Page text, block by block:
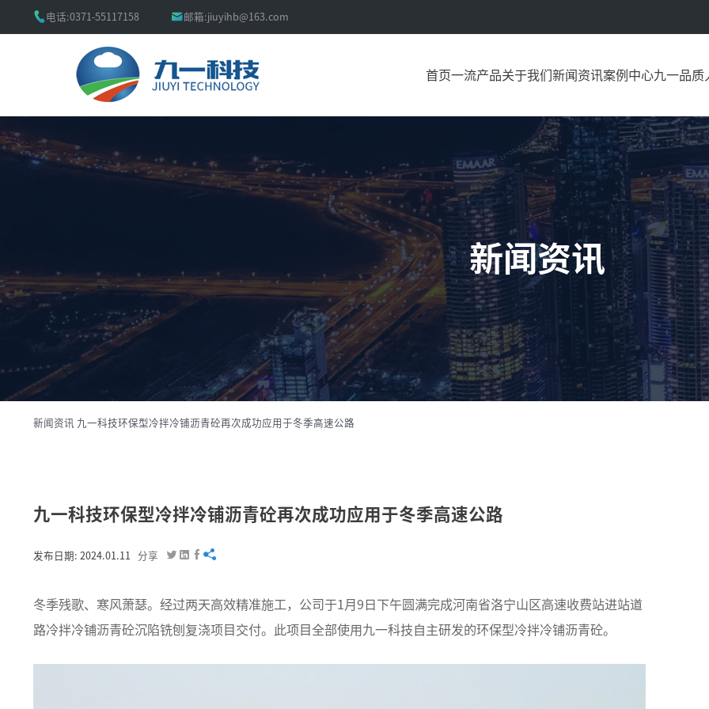
 电话:0371-55117158 邮箱:jiuyihb@163.com
首页一流产品关于我们 新闻资讯案例中心九一品质
新闻资讯
新闻资讯 九一科技环保型冷拌冷铺沥青砼再次成功应用于冬季高速公路
九一科技环保型冷拌冷铺沥青砼再次成功应用于冬季高速公路
发布日期: 2024.01.11 分享    
冬季残歌、寒风萧瑟。经过两天高效精准施工，公司于1月9日下午圆满完成河南省洛宁山区高速收费站进站道
路冷拌冷铺沥青砼沉陷铣刨复浇项目交付。此项目全部使用九一科技自主研发的环保型冷拌冷铺沥青砼。